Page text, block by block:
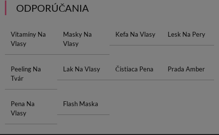
ODPORÚČANIA
Vitamíny Na
Vlasy
Masky Na
Vlasy
Kefa Na Vlasy Lesk Na Pery
Peeling Na
Tvár
Lak Na Vlasy Čistiaca Pena Prada Amber
Pena Na
Vlasy
Flash Maska